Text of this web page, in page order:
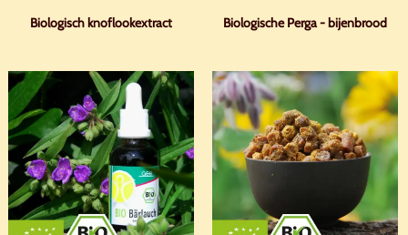
Biologisch knoflookextract Biologische Perga - bijenbrood